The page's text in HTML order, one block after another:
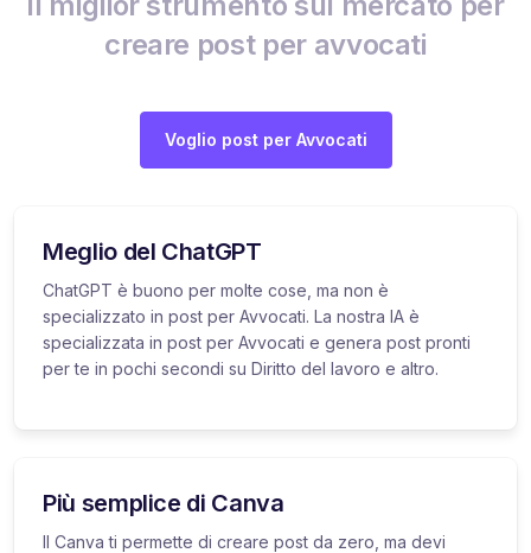
creare post per avvocati
Voglio post per Avvocati
Meglio del ChatGPT
ChatGPT è buono per molte cose, ma non è
specializzato in post per Avvocati. La nostra IA è
specializzata in post per Avvocati e genera post pronti
per te in pochi secondi su Diritto del lavoro e altro.
Più semplice di Canva
Il Canva ti permette di creare post da zero, ma devi